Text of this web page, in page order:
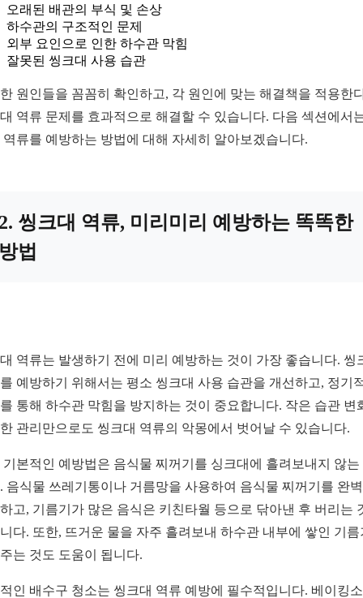
오래된 배관의 부식 및 손상
하수관의 구조적인 문제
외부 요인으로 인한 하수관 막힘
잘못된 씽크대 사용 습관
원인들을 꼼꼼히 확인하고, 각 원인에 맞는 해결책을 적용한
역류 문제를 효과적으로 해결할 수 있습니다. 다음 섹션에서
역류를 예방하는 방법에 대해 자세히 알아보겠습니다.
씽크대 역류, 미리미리 예방하는 똑똑한
법
역류는 발생하기 전에 미리 예방하는 것이 가장 좋습니다. 씽
예방하기 위해서는 평소 씽크대 사용 습관을 개선하고, 정기
통해 하수관 막힘을 방지하는 것이 중요합니다. 작은 습관 변
관리만으로도 씽크대 역류의 악몽에서 벗어날 수 있습니다.
기본적인 예방법은 음식물 찌꺼기를 싱크대에 흘려보내지 않는
음식물 쓰레기통이나 거름망을 사용하여 음식물 찌꺼기를 완
고, 기름기가 많은 음식은 키친타월 등으로 닦아낸 후 버리는
다. 또한, 뜨거운 물을 자주 흘려보내 하수관 내부에 쌓인 기름
는 것도 도움이 됩니다.
인 배수구 청소는 씽크대 역류 예방에 필수적입니다. 베이킹